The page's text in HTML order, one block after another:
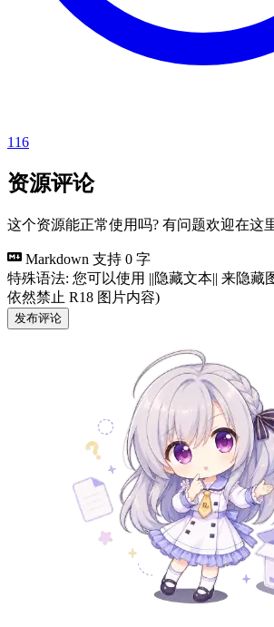
116
资源评论
这个资源能正常使用吗? 有问题欢迎在这
Markdown 支持 0 字
特殊语法: 您可以使用 ||隐藏文本|| 来隐藏
依然禁止 R18 图片内容)
发布评论